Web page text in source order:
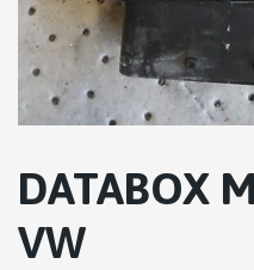
DATABOX
VW